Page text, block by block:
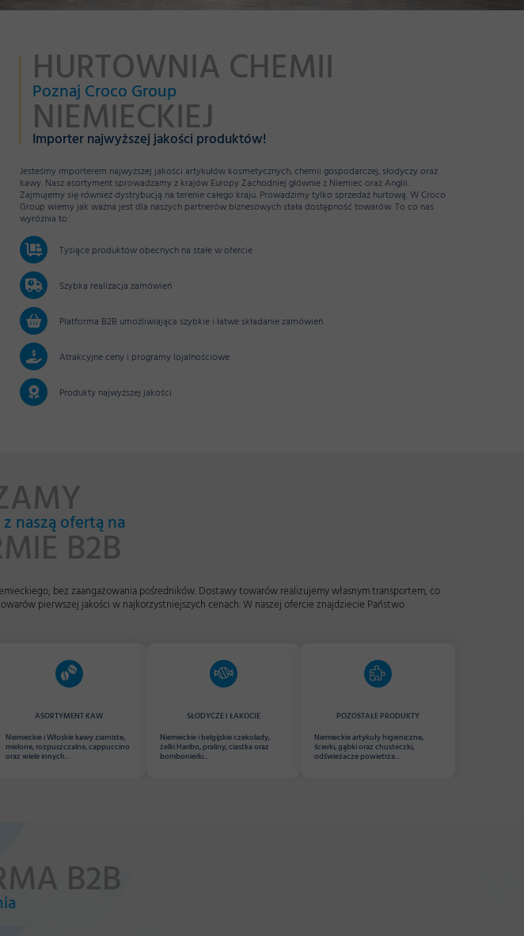
HURTOWNIA CHEMII
Poznaj Croco Group
NIEMIECKIEJ
Importer najwyższej jakości produktów!
Jesteśmy importerem najwyższej jakości artykułów kosmetycznych, chemii gospodarczej, słodyczy oraz
kawy. Nasz asortyment sprowadzamy z krajów Europy Zachodniej głównie z Niemiec oraz Anglii.
Zajmujemy się również dystrybucją na terenie całego kraju. Prowadzimy tylko sprzedaż hurtową. W Croco
Group wiemy jak ważna jest dla naszych partnerów biznesowych stała dostępność towarów. To co nas
wyróżnia to:
Tysiące produktów obecnych na stałe w ofercie
Szybka realizacja zamówień
Platforma B2B umożliwiająca szybkie i łatwe składanie zamówień
Atrakcyjne ceny i programy lojalnościowe
Produkty najwyższej jakości
naszą ofertą na
B2B
bez zaangażowania pośredników. Dostawy towarów realizujemy własnym transportem, co
pierwszej jakości w najkorzystniejszych cenach. W naszej ofercie znajdziecie Państwo
ASORTYMENT KAW
Niemieckie i Włoskie kawy ziarniste,
mielone, rozpuszczalne, cappuccino
oraz wiele innych...
SŁODYCZE I ŁAKOCIE
Niemieckie i belgijskie czekolady,
żelki Haribo, praliny, ciastka oraz
bombonierki...
POZOSTAŁE PRODUKTY
Niemieckie artykuły higieniczne,
ścierki, gąbki oraz chusteczki,
odświeżacze powietrza...
B2B